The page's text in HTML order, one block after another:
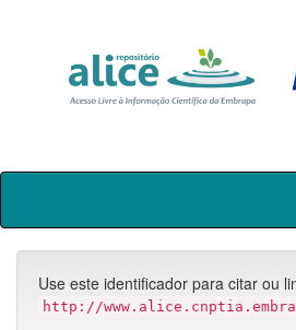
Skip
Use este identificador para citar ou
http://